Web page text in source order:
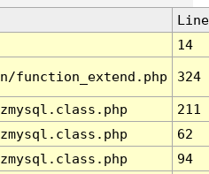
Line
14
function_extend.php 324
211
62
94